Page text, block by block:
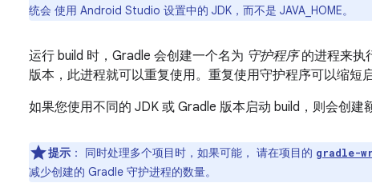
统会 使用 Android Studio 设置中的 JDK，而不是 JAVA_HOME。
运行 build 时，Gradle 会创建一个名为 守护程序的进程来执
版本，此进程就可以重复使用。重复使用守护程序可以缩短
如果您使用不同的 JDK 或 Gradle 版本启动 build，则会创建
提示 ： 同时处理多个项目时，如果可能， 请在项目的 gradle-
减少创建的 Gradle 守护进程的数量。